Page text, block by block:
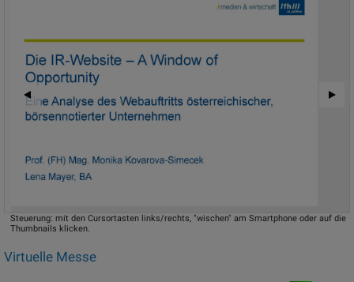
Steuerung: mit den Cursortasten links/rechts, "wischen" am Smartphone oder auf die
Thumbnails klicken.
Virtuelle Messe